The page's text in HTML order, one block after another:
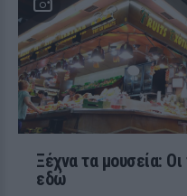
Ξέχνα τα μουσεία:
εδώ